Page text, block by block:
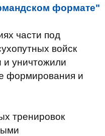
формате"
части под
войск
и уничтожили
формирования и
тренировок